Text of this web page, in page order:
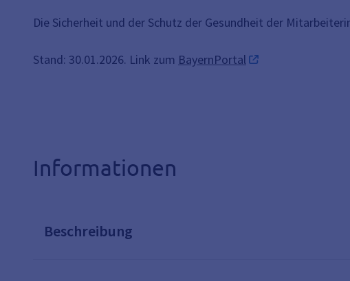
Die Sicherheit und der Schutz der Gesundheit der
Stand: 30.01.2026. Link zum BayernPortal
Informationen
Beschreibung